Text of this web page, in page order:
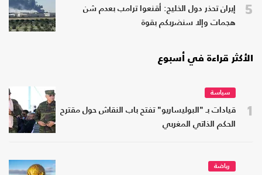
5
إيران تحذر دول الخليج: أقنعوا ترامب بعدم شن
هجمات وإلا سنضربكم بقوة
الأكثر قراءة في أسبوع
1
سياسة
قيادات بـ "البوليساريو" تفتح باب النقاش حول مقترح
الحكم الذاتي المغربي
رياضة